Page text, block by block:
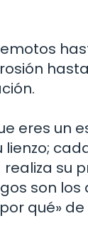
eres un
lienzo;
su
son los
qué»